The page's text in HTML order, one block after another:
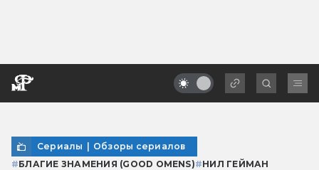
Сериалы | Обзоры сериалов
#БЛАГИЕ ЗНАМЕНИЯ (GOOD OMENS)#НИЛ ГЕЙМАН